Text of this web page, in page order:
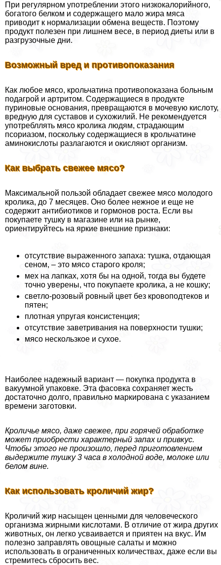
При регулярном употрeблении этого низкокалорийного,
богатого белком и содержащего мало жира мяса
приводит к нормализации обмена веществ. Поэтому
продукт полезен при лишнем весе, в период диеты или в
разгрузочные дни.
Возможный вред и противопоказания
Как любое мясо, крольчатина противопоказана больным
подагрой и артритом. Содержащиеся в продукте
пуриновые основания, превращаются в мочевую кислоту,
вредную для суставов и сухожилий. Не рекомендуется
употрeбллять мясо кролика людям, страдающим
псориазом, поскольку содержащиеся в крольчатине
аминокислоты разлагаются и окисляют организм.
Как выбрать свежее мясо?
Максимальной пользой обладает свежее мясо молодого
кролика, до 7 месяцев. Оно более нежное и еще не
содержит антибиотиков и гормонов роста. Если вы
покупаете тушку в магазине или на рынке,
ориентируйтесь на яркие внешние признаки:
отсутствие выраженного запаха: тушка, отдающая
сеном, – это мясо старого кроля;
мех на лапках, хотя бы на одной, тогда вы будете
точно уверены, что покупаете кролика, а не кошку;
светло-розовый ровный цвет без кровоподтеков и
пятен;
плотная упругая консистенция;
отсутствие заветривания на поверхности тушки;
мясо нескользкое и сухое.
Наиболее надежный вариант — покупка продукта в
вакуумной упаковке. Эта фасовка сохраняет жесть
достаточно долго, правильно маркирована с указанием
времени заготовки.
Кроличье мясо, даже свежее, при горячей обработке
может приобрести хаpaктерный запах и привкус.
Чтобы этого не произошло, перед приготовлением
выдержите тушку 3 часа в холодной воде, молоке или
белом вине.
Как использовать кроличий жир?
Кроличий жир насыщен ценными для человеческого
организма жирными кислотами. В отличие от жира других
животных, он легко усваивается и приятен на вкус. Им
полезно заправлять овощные салаты и можно
использовать в ограниченных количествах, даже если вы
стремитесь сбросить вес.